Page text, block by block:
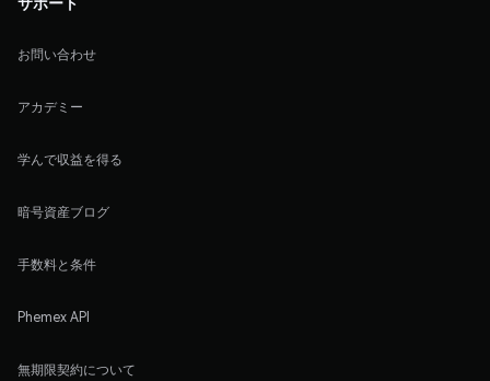
お問い合わせ
アカデミー
学んで収益を得る
暗号資産ブログ
手数料と条件
Phemex API
無期限契約について